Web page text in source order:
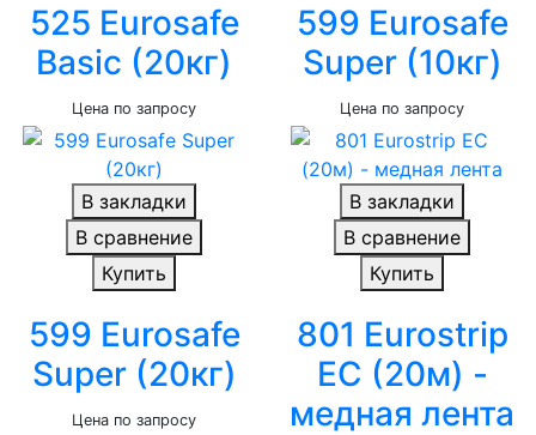
525 Eurosafe
Basic (20кг)
Цена по запросу
599 Eurosafe
Super (10кг)
Цена по запросу
В закладки
В сравнение
Купить
599 Eurosafe
Super (20кг)
Цена по запросу
В закладки
В сравнение
Купить
801 Eurostrip
EC (20м) -
медная лента